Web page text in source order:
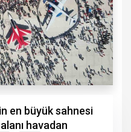
en büyük sahnesi
havadan